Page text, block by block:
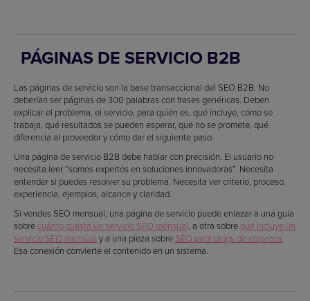
PÁGINAS DE SERVICIO B2B
Las páginas de servicio son la base transaccional del SEO B2B. No
deberían ser páginas de 300 palabras con frases genéricas. Deben
explicar el problema, el servicio, para quién es, qué incluye, cómo se
trabaja, qué resultados se pueden esperar, qué no se promete, qué
diferencia al proveedor y cómo dar el siguiente paso.
Una página de servicio B2B debe hablar con precisión. El usuario no
necesita leer “somos expertos en soluciones innovadoras”. Necesita
entender si puedes resolver su problema. Necesita ver criterio, proceso,
experiencia, ejemplos, alcance y claridad.
Si vendes SEO mensual, una página de servicio puede enlazar a una guía
sobre cuánto cuesta un servicio SEO mensual , a otra sobre qué incluye un
servicio SEO mensual y a una pieza sobre SEO para blogs de empresa
Esa conexión convierte el contenido en un sistema.